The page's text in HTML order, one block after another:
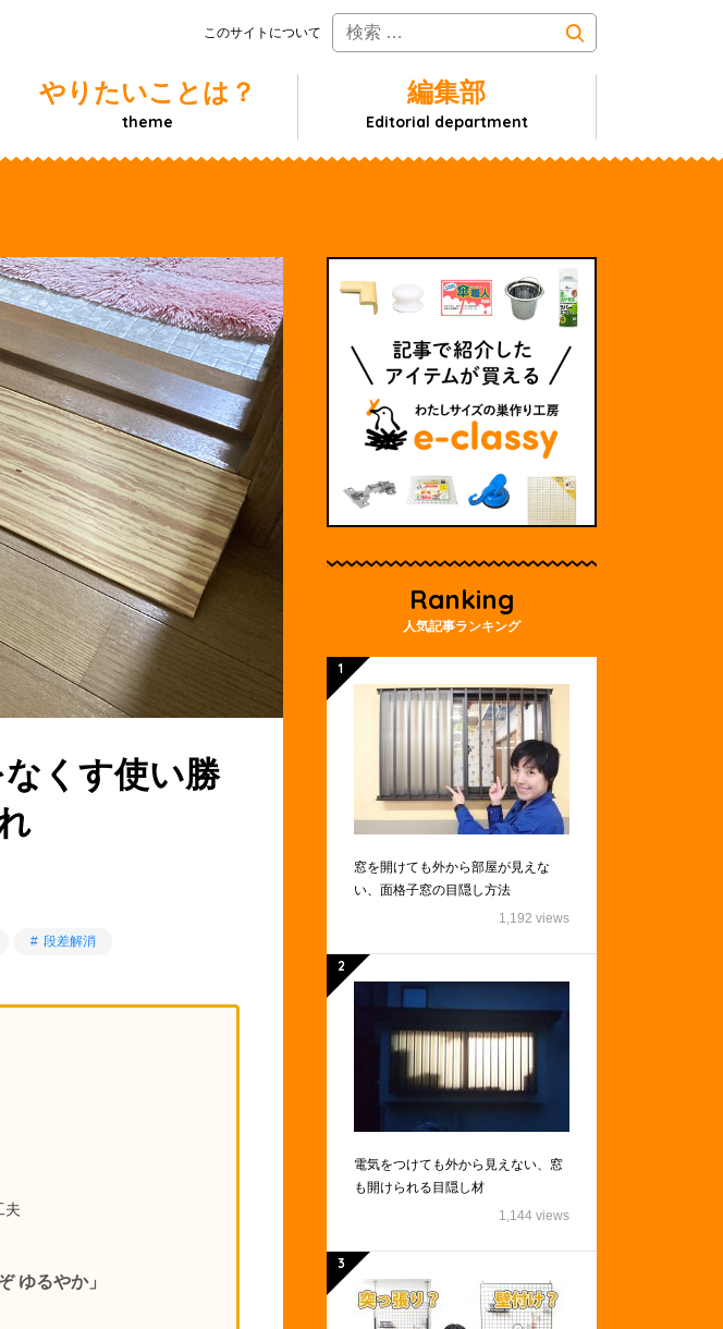
このサイトについて
やりたいことは？
theme
編集部
Editorial department
くす使い勝
段差解消
夫
ゆるやか」
Ranking
人気記事ランキング
窓を開けても外から部屋が見えな
い、面格子窓の目隠し方法
1,192 views
電気をつけても外から見えない、窓
も開けられる目隠し材
1,144 views